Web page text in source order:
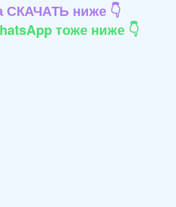
СКАЧАТЬ ниже 👇
тоже ниже 👇